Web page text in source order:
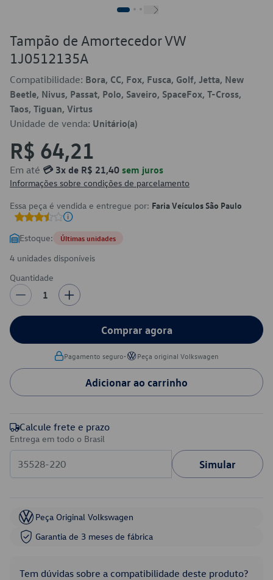
Tampão de Amortecedor VW
1J0512135A
Compatibilidade: Bora, CC, Fox, Fusca, Golf, Jetta, New
Beetle, Nivus, Passat, Polo, Saveiro, SpaceFox, T-Cross,
Taos, Tiguan, Virtus
Unidade de venda: Unitário(a)
R$ 64,21
Em até 💳 3x de R$ 21,40 sem juros
Informações sobre condições de parcelamento
Essa peça é vendida e entregue por: Faria Veículos São Paulo
Estoque: Últimas unidades
4 unidades disponíveis
Quantidade
1
Comprar agora
Pagamento seguro• Peça original Volkswagen
Adicionar ao carrinho
Calcule frete e prazo
Entrega em todo o Brasil
Simular
Peça Original Volkswagen
Garantia de 3 meses de fábrica
Tem dúvidas sobre a compatibilidade deste produto?